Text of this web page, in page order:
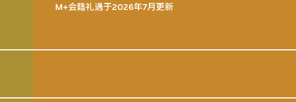
M+会籍礼遇于2026年7月更新